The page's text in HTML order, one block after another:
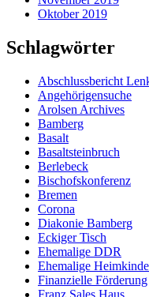
Oktober 2019
Schlagwörter
Abschlussbericht
Angehörigensuche
Arolsen Archives
Bamberg
Basalt
Basaltsteinbruch
Berlebeck
Bischofskonferenz
Bremen
Corona
Diakonie Bamberg
Eckiger Tisch
Ehemalige DDR
Ehemalige
Finanzielle Förderung
Franz Sales Haus